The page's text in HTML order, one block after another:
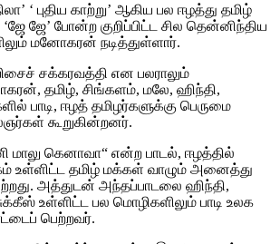
‘ புதிய காற்று’ ஆகிய பல ஈழத்து தமிழ்
ஜே’ போன்ற குறிப்பிட்ட சில தென்னிந்திய
மனோகரன் நடித்துள்ளார்.
சக்கரவத்தி என பலராலும்
தமிழ், சிங்களம், மலே, ஹிந்தி,
பாடி, ஈழத் தமிழர்களுக்கு பெருமை
கூறுகின்றனர்.
மாலு கெனாவா“ என்ற பாடல், ஈழத்தில்
உள்ளிட்ட தமிழ் மக்கள் வாழும் அனைத்து
அத்துடன் அந்தப்பாடலை ஹிந்தி,
உள்ளிட்ட பல மொழிகளிலும் பாடி உலக
பெற்றவர்.